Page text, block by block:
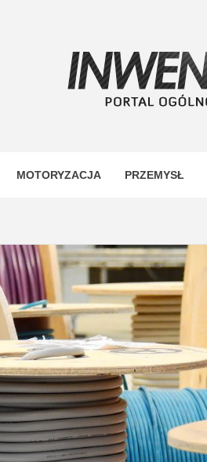
MOTORYZACJA PRZEMYSŁ